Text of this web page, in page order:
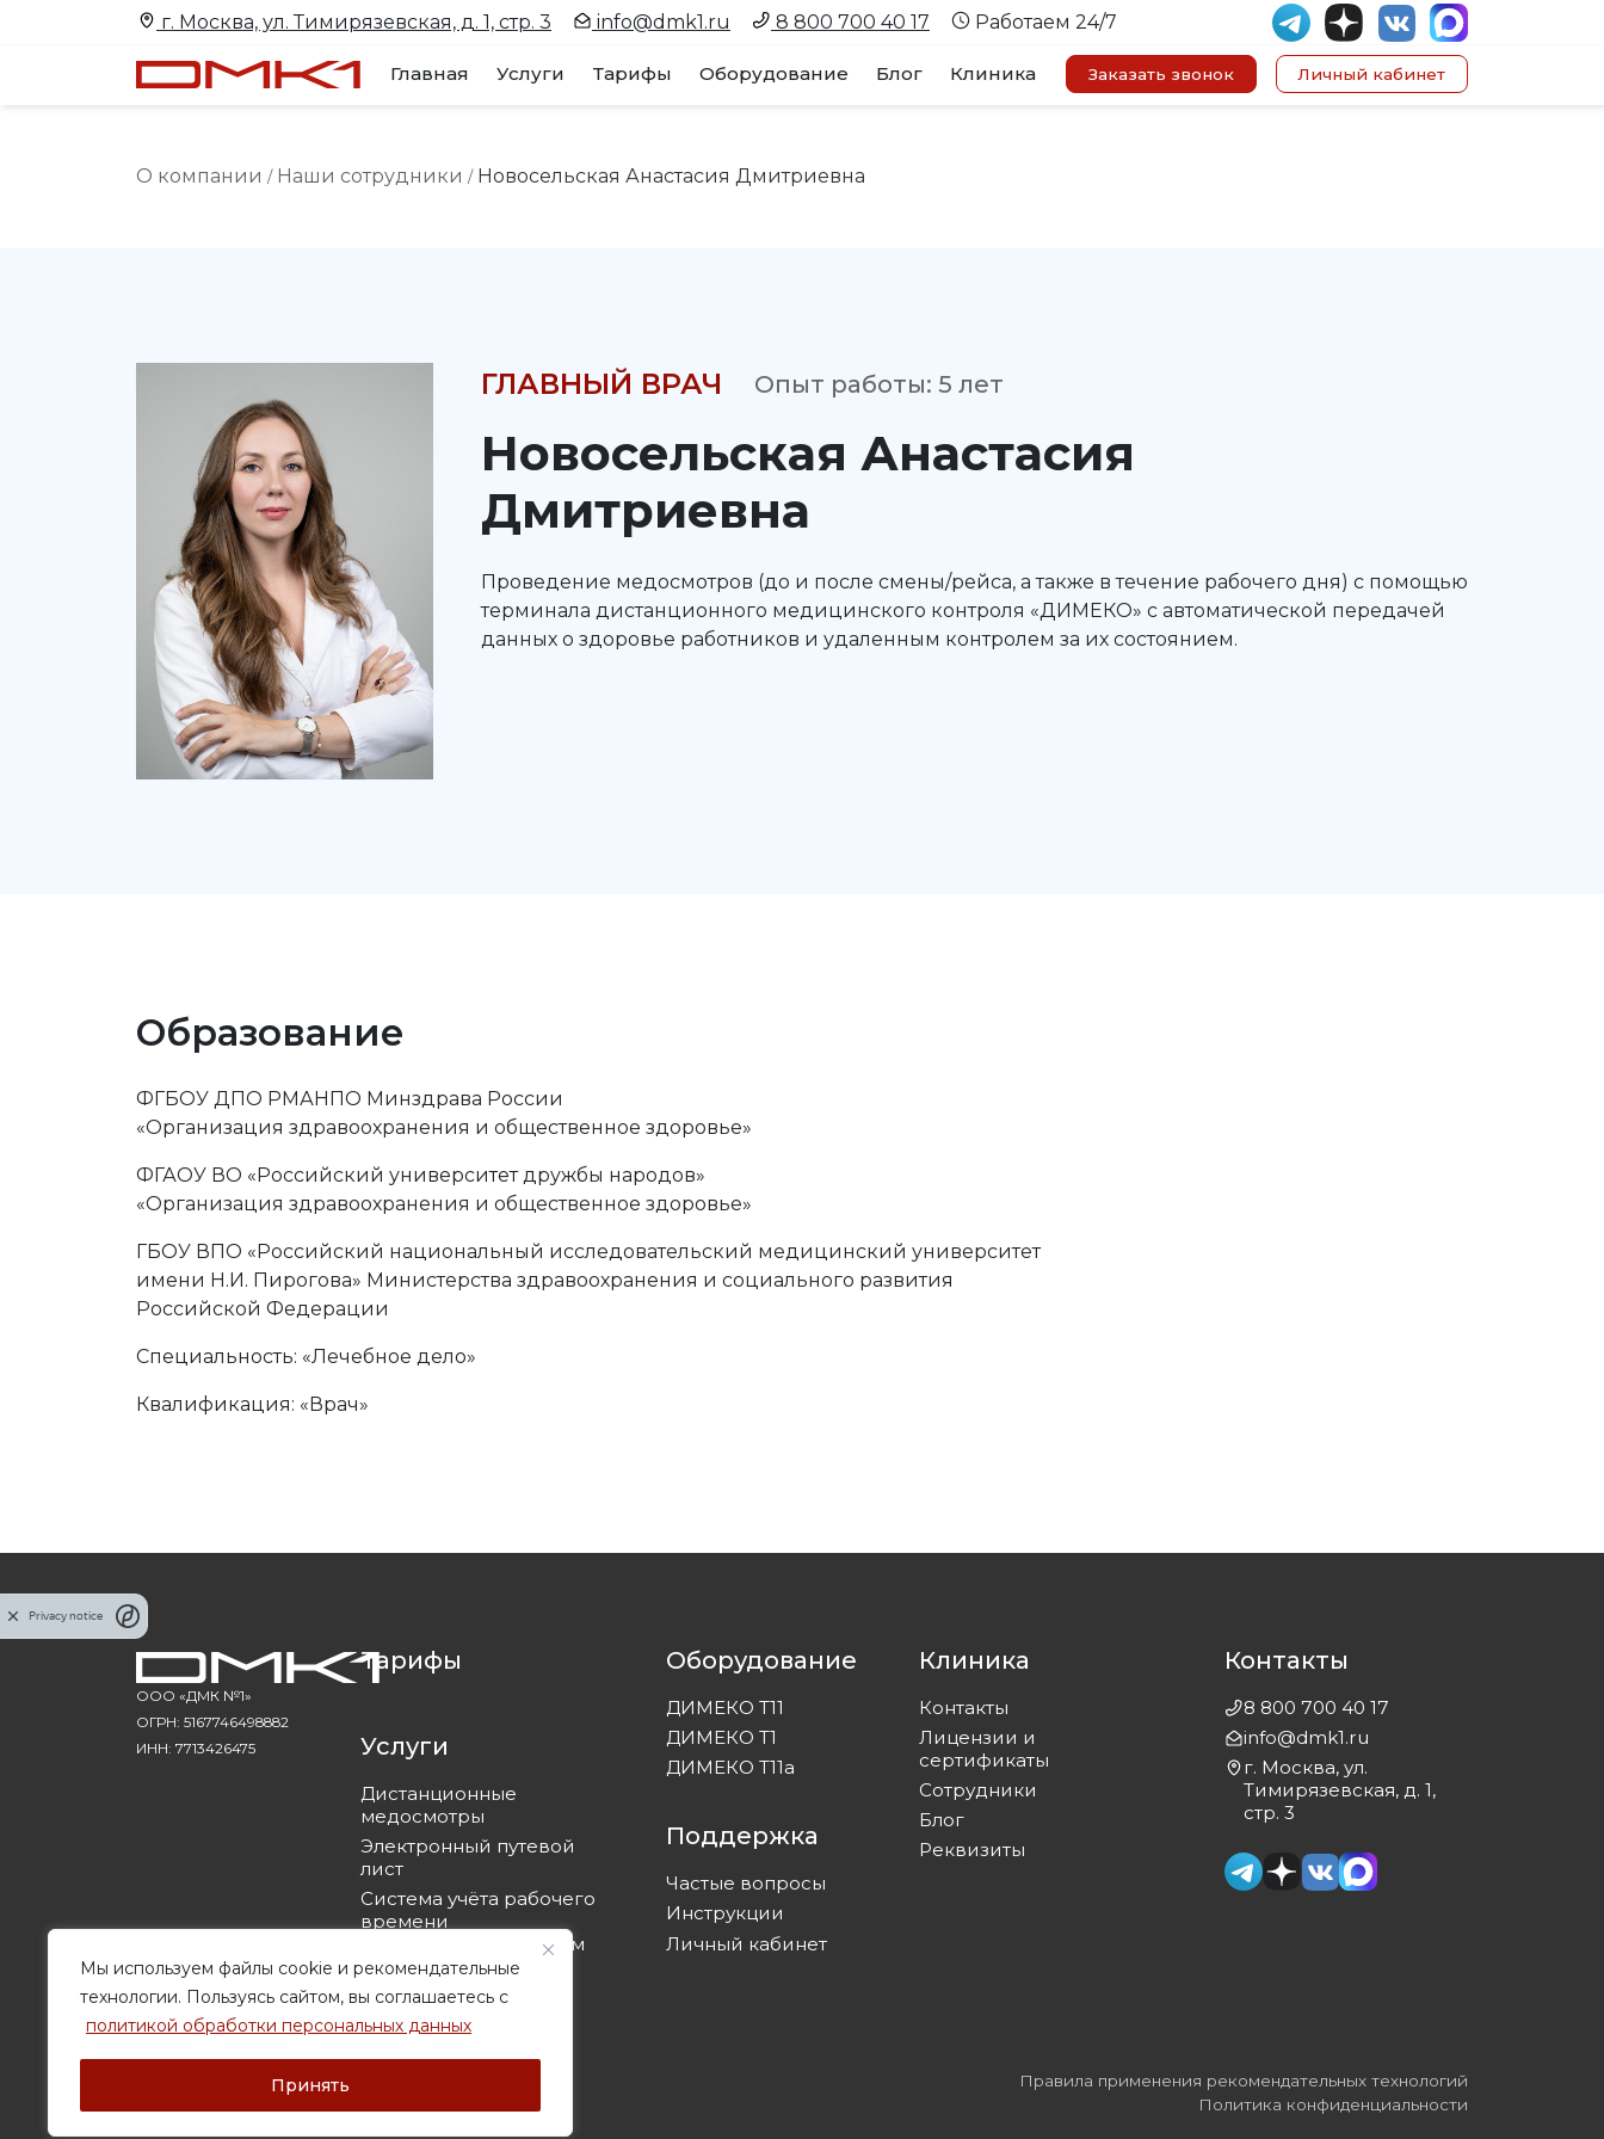
Мы используем файлы cookie и рекомендательные
технологии. Пользуясь сайтом, вы соглашаетесь с
политикой обработки персональных данных
Принять
г. Москва, ул. Тимирязевская, д. 1, стр. 3 info@dmk1.ru 8 800 700 40 17 Работаем 24/7
Главная Услуги Тарифы Оборудование Блог Клиника Заказать звонок Личный кабинет
О компании / Наши сотрудники / Новосельская Анастасия Дмитриевна
ГЛАВНЫЙ ВРАЧ Опыт работы: 5 лет
Новосельская Анастасия
Дмитриевна
Проведение медосмотров (до и после смены/рейса, а также в течение рабочего дня) с помощью
терминала дистанционного медицинского контроля «ДИМЕКО» с автоматической передачей
данных о здоровье работников и удаленным контролем за их состоянием.
Образование
ФГБОУ ДПО РМАНПО Минздрава России
«Организация здравоохранения и общественное здоровье»
ФГАОУ ВО «Российский университет дружбы народов»
«Организация здравоохранения и общественное здоровье»
ГБОУ ВПО «Российский национальный исследовательский медицинский университет
имени Н.И. Пирогова» Министерства здравоохранения и социального развития
Российской Федерации
Специальность: «Лечебное дело»
Квалификация: «Врач»
ООО «ДМК №1»
ОГРН: 5167746498882
ИНН: 7713426475
Тарифы
Услуги
Дистанционные
медосмотры
Электронный путевой
лист
Система учёта рабочего
времени
с алкотермоконтролем
Оборудование
ДИМЕКО Т11
ДИМЕКО Т1
ДИМЕКО Т11а
Поддержка
Частые вопросы
Инструкции
Личный кабинет
Клиника
Контакты
Лицензии и
сертификаты
Сотрудники
Блог
Реквизиты
Контакты
8 800 700 40 17
info@dmk1.ru
г. Москва, ул.
Тимирязевская, д. 1,
стр. 3
Правила применения рекомендательных технологий
Политика конфиденциальности
Privacy notice